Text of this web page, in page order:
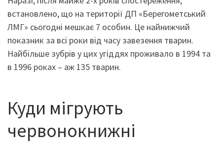
встановлено, що на території ДП «Берегометський
ЛМГ» сьогодні мешкає 7 особин. Це найнижчий
показник за всі роки від часу завезення тварин.
Найбільше зубрів у цих угіддях проживало в 1994 та
в 1996 роках – аж 135 тварин.
Куди мігрують
червонокнижні